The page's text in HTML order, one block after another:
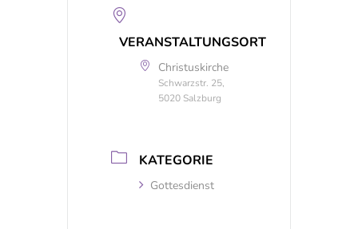
VERANSTALTUNGSORT
Christuskirche
Schwarzstr. 25,
5020 Salzburg
KATEGORIE
Gottesdienst